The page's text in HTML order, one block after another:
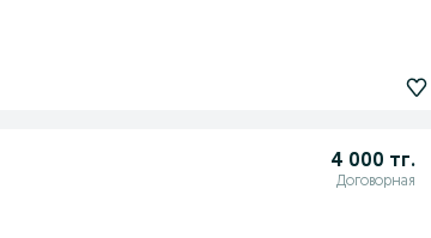
4 000 тг.
Договорная